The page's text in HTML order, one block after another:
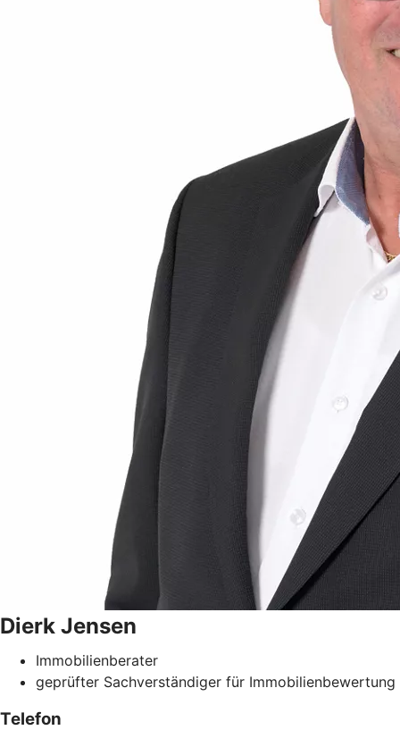
Dierk Jensen
Immobilienberater
geprüfter Sachverständiger für Immobilienbewertung
Telefon